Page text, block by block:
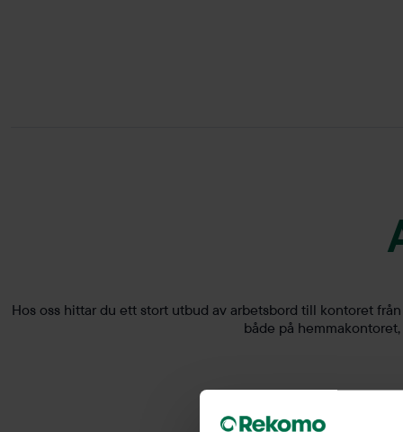
Hos oss hittar du ett stort utbud av arbetsbord till kontoret
både på